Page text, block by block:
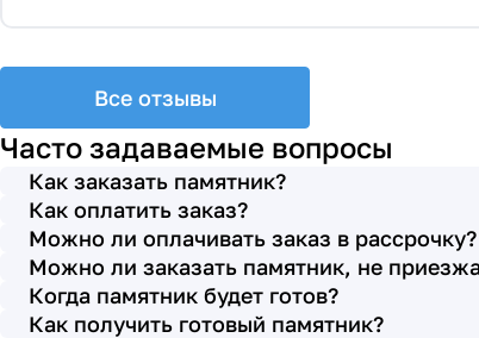
подходила по общему дизайну. Вышли
на улицу, посмотрели представленные
варианты, я определилась с выбором.
Очень тактичная, относится к
заказчикам с пониманием, помогла мне
с выбором эпитафии. Заключили
Договор Г-0619, все этапы которого
были выполнены вовремя и без
Все отзывы
Часто задаваемые вопросы
Как заказать памятник?
Как оплатить заказ?
Можно ли оплачивать заказ в рассрочку?
Можно ли заказать памятник, не
Когда памятник будет готов?
Как получить готовый памятник?